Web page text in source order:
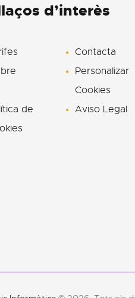
d’interès
Contacta
Personalizar
Cookies
de
Aviso Legal